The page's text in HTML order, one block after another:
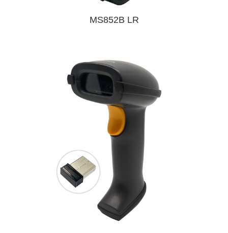
MS852B LR